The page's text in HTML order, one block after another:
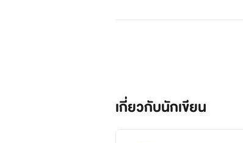
เกี่ยวกับนักเขียน